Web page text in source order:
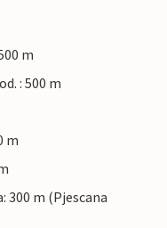
m
: 500 m
m
m (Pjescana